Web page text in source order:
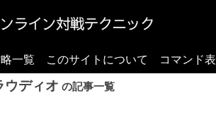
一覧 このサイトについて コマンド
ウディオ の記事一覧